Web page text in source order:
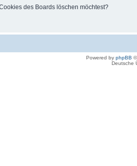
des Boards löschen möchtest?
Powered by phpBB
Deutsche